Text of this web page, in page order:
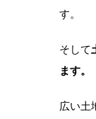
す。
そして
ます。
広い土